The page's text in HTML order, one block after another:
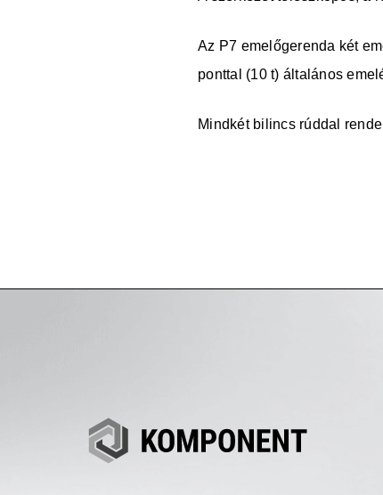
Az P7 emelőgerenda két
ponttal (10 t) általános
Mindkét bilincs rúddal